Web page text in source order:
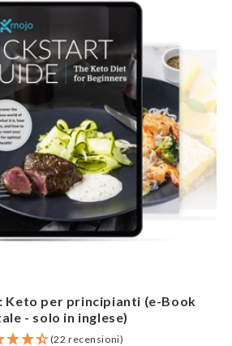
Keto per principianti (e-Book
- solo in inglese)
(22 recensioni)